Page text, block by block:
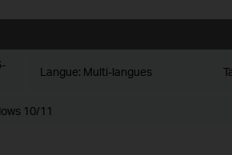
Langue: Multi-langues
10/11